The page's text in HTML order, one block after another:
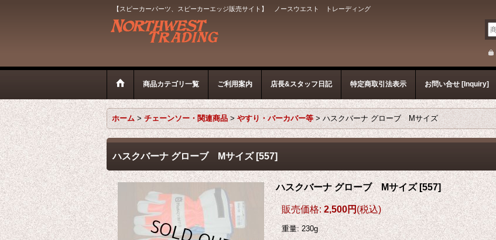
【スピーカーパーツ、スピーカーエッジ販売サイト】 ノースウエスト トレーディング
商品カテゴリ一覧 ご利用案内 店長&スタッフ日記 特定商取引法表示 お問い合せ [Inquiry]
ホーム > チェーンソー・関連商品 > やすり・バーカバー等 > ハスクバーナ グローブ Mサイズ
ハスクバーナ グローブ Mサイズ [557]
ハスクバーナ グローブ Mサイズ [557]
販売価格: 2,500円(税込)
重量: 230g